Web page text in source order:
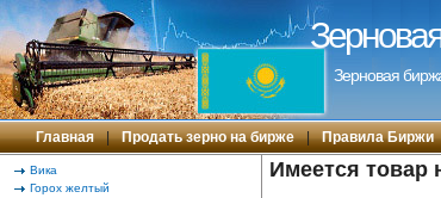
Зерновая
Главная | Продать зерно на бирже | Правила Биржи
Вика
Горох желтый
Имеется товар